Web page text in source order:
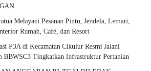
Melayani Pesanan Pintu, Jendela, Lemari,
Rumah, Café, dan Resort
P3A di Kecamatan Cikulur Resmi Jalani
Tingkatkan Infrastruktur Pertanian